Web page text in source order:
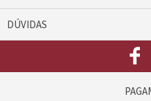
DÚVIDAS